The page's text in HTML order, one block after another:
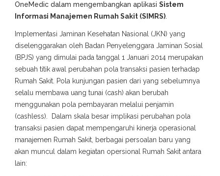
OneMedic dalam mengembangkan aplikasi Sistem
Informasi Manajemen Rumah Sakit (SIMRS).
Implementasi Jaminan Kesehatan Nasional (JKN) yang
diselenggarakan oleh Badan Penyelenggara Jaminan Sosial
(BPJS) yang dimulai pada tanggal 1 Januari 2014 merupakan
sebuah titik awal perubahan pola transaksi pasien terhadap
Rumah Sakit. Pola kunjungan pasien dari yang sebelumnya
selalu membawa uang tunai (cash) akan berubah
menggunakan pola pembayaran melalui penjamin
(cashless). Dalam skala besar implikasi perubahan pola
transaksi pasien dapat mempengaruhi kinerja operasional
manajemen Rumah Sakit, berbagai persoalan baru yang
akan muncul dalam kegiatan opersional Rumah Sakit antara
lain: